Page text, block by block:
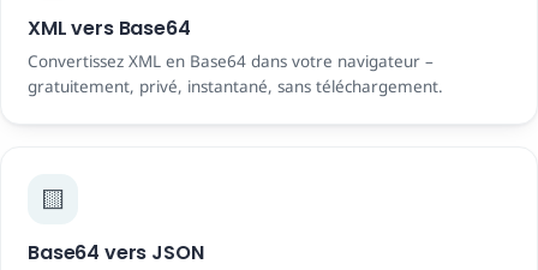
XML vers Base64
Convertissez XML en Base64 dans votre navigateur –
gratuitement, privé, instantané, sans téléchargement.
🟨
Base64 vers JSON